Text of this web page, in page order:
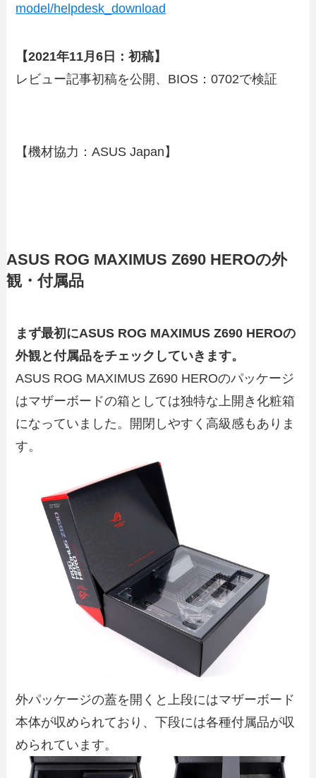
model/helpdesk_download
【2021年11月6日：初稿】
レビュー記事初稿を公開、BIOS：0702で検証
【機材協力：ASUS Japan】
ASUS ROG MAXIMUS Z690 HEROの外
観・付属品
まず最初にASUS ROG MAXIMUS Z690 HEROの
外観と付属品をチェックしていきます。
ASUS ROG MAXIMUS Z690 HEROのパッケージ
はマザーボードの箱としては独特な上開き化粧箱
になっていました。開閉しやすく高級感もありま
す。
外パッケージの蓋を開くと上段にはマザーボード
本体が収められており、下段には各種付属品が収
められています。